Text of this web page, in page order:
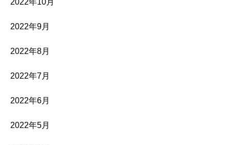
2022年10月
2022年9月
2022年8月
2022年7月
2022年6月
2022年5月